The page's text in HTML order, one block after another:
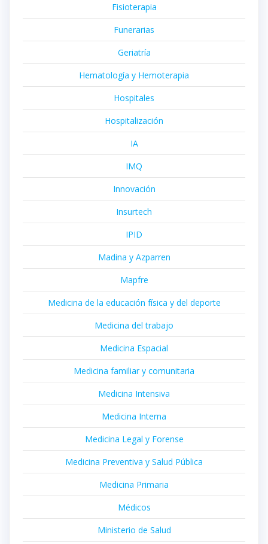
Fisioterapia
Funerarias
Geriatría
Hematología y Hemoterapia
Hospitales
Hospitalización
IA
IMQ
Innovación
Insurtech
IPID
Madina y Azparren
Mapfre
Medicina de la educación física y del deporte
Medicina del trabajo
Medicina Espacial
Medicina familiar y comunitaria
Medicina Intensiva
Medicina Interna
Medicina Legal y Forense
Medicina Preventiva y Salud Pública
Medicina Primaria
Médicos
Ministerio de Salud